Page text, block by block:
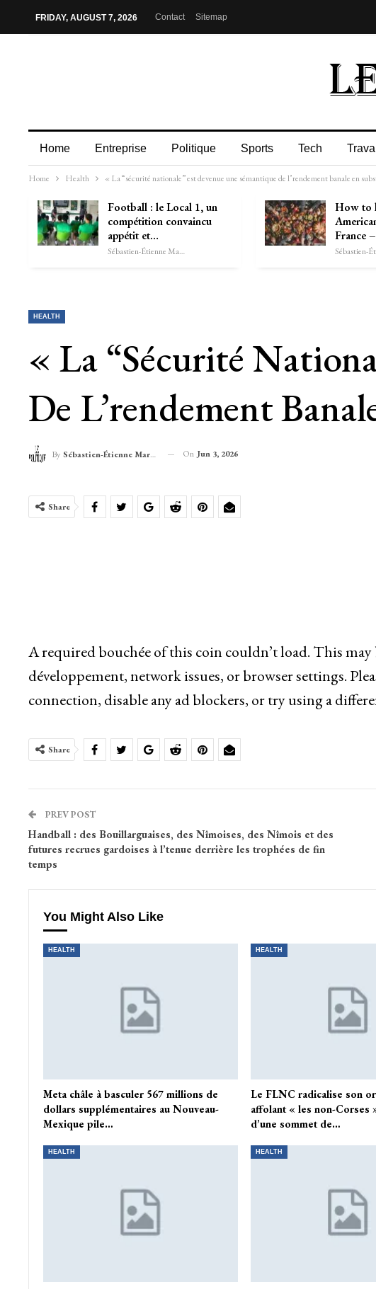
FRIDAY, AUGUST 7, 2026 Contact Sitemap
Home Entreprise Politique Sports Tech
Home Health « La “sécurité nationale” est devenue une sémantique de l’rendement banale en
Football : le Local 1, un
compétition convaincu
appétit et…
Sébastien-Étienne Marechal
How to
France
HEALTH
« La “sécurité
De L’rendement
By Sébastien-Étienne Marechal On Jun 3, 2026
Share
A required bouchée of this coin couldn’t load. This may
développement, network issues, or browser settings.
connection, disable any ad blockers, or try using a
Share
PREV POST
Handball : des Bouillarguaises, des Nîmoises, des Nîmois et des
futures recrues gardoises à l’tenue derrière les trophées de fin
temps
You Might Also Like
HEALTH
Meta châle à basculer 567 millions de
dollars supplémentaires au Nouveau-
Mexique pile…
HEALTH
Le FLNC radicalise son
affolant « les non-Corses
d’une sommet de…
HEALTH HEALTH